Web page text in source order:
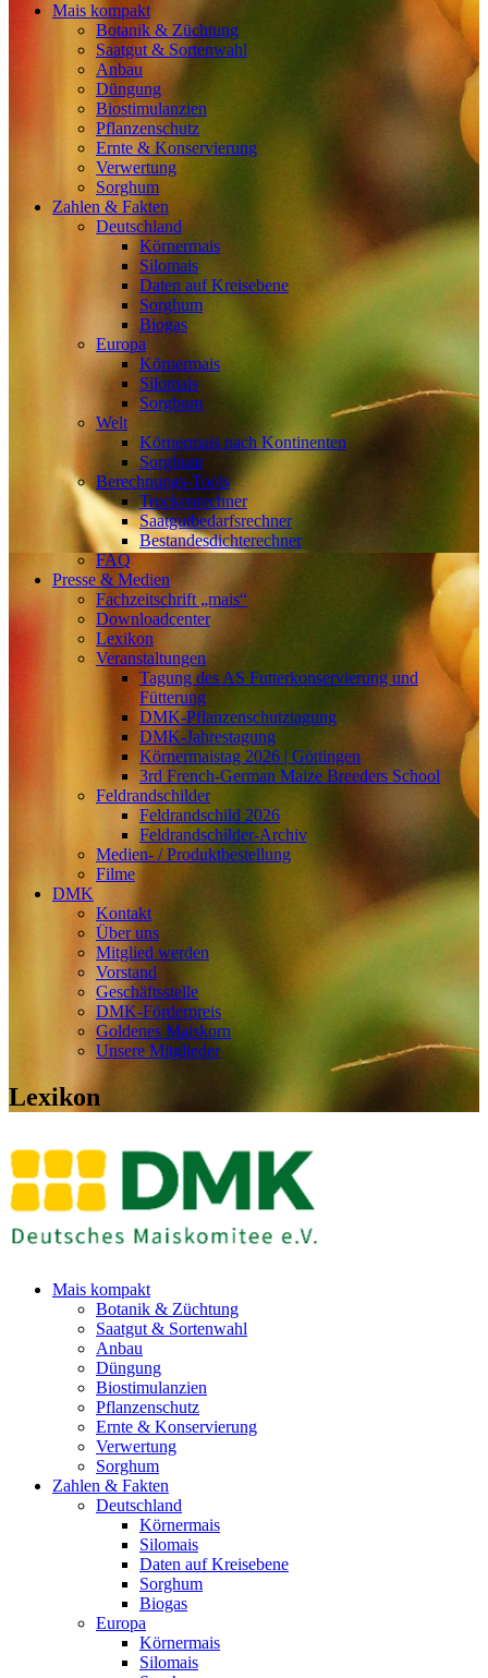
Mais kompakt
Botanik & Züchtung
Saatgut & Sortenwahl
Anbau
Düngung
Biostimulanzien
Pflanzenschutz
Ernte & Konservierung
Verwertung
Sorghum
Zahlen & Fakten
Deutschland
Körnermais
Silomais
Daten auf Kreisebene
Sorghum
Biogas
Europa
Körnermais
Silomais
Sorghum
Welt
Körnermais nach Kontinenten
Sorghum
Berechnungs-Tools
Trockenrechner
Saatgutbedarfsrechner
Bestandesdichterechner
FAQ
Presse & Medien
Fachzeitschrift „mais“
Downloadcenter
Lexikon
Veranstaltungen
Tagung des AS Futterkonservierung und
Fütterung
DMK-Pflanzenschutztagung
DMK-Jahrestagung
Körnermaistag 2026 | Göttingen
3rd French-German Maize Breeders School
Feldrandschilder
Feldrandschild 2026
Feldrandschilder-Archiv
Medien- / Produktbestellung
Filme
DMK
Kontakt
Über uns
Mitglied werden
Vorstand
Geschäftsstelle
DMK-Förderpreis
Goldenes Maiskorn
Unsere Mitglieder
Lexikon
Mais kompakt
Botanik & Züchtung
Saatgut & Sortenwahl
Anbau
Düngung
Biostimulanzien
Pflanzenschutz
Ernte & Konservierung
Verwertung
Sorghum
Zahlen & Fakten
Deutschland
Körnermais
Silomais
Daten auf Kreisebene
Sorghum
Biogas
Europa
Körnermais
Silomais